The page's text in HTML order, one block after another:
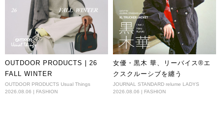
OUTDOOR PRODUCTS | 26
FALL WINTER
OUTDOOR PRODUCTS Usual Things
2026.08.06 | FASHION
女優・黒木 華、リーバイス®エ
クスクルーシブを纏う
JOURNAL STANDARD relume LADYS
2026.08.06 | FASHION